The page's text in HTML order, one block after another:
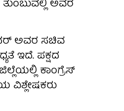
ಅವರ
ಅವರ ಸಚಿವ
ಇದೆ. ಪಕ್ಷದ
ಕಾಂಗ್ರೆಸ್
ವಿಶ್ಲೇಷಕರು